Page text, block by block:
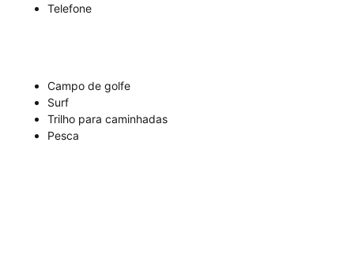
Telefone
Campo de golfe
Surf
Trilho para caminhadas
Pesca